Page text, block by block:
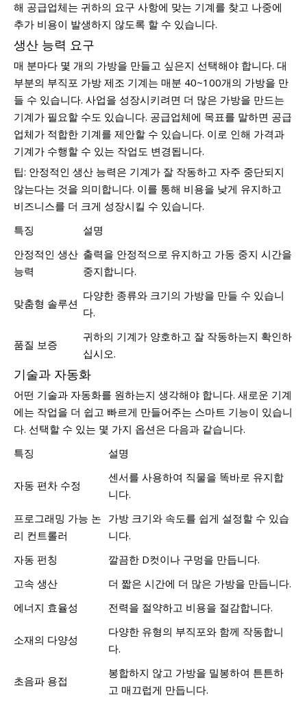
해 공급업체는 귀하의 요구 사항에 맞는 기계를 찾고 나중에
추가 비용이 발생하지 않도록 할 수 있습니다.
생산 능력 요구
매 분마다 몇 개의 가방을 만들고 싶은지 선택해야 합니다. 대
부분의 부직포 가방 제조 기계는 매분 40~100개의 가방을 만
들 수 있습니다. 사업을 성장시키려면 더 많은 가방을 만드는
기계가 필요할 수도 있습니다. 공급업체에 목표를 말하면 공급
업체가 적합한 기계를 제안할 수 있습니다. 이로 인해 가격과
기계가 수행할 수 있는 작업도 변경됩니다.
팁: 안정적인 생산 능력은 기계가 잘 작동하고 자주 중단되지
않는다는 것을 의미합니다. 이를 통해 비용을 낮게 유지하고
비즈니스를 더 크게 성장시킬 수 있습니다.
특징
설명
안정적인 생산
능력
출력을 안정적으로 유지하고 가동 중지 시간을
중지합니다.
맞춤형 솔루션
다양한 종류와 크기의 가방을 만들 수 있습니
다.
품질 보증
귀하의 기계가 양호하고 잘 작동하는지 확인하
십시오.
기술과 자동화
어떤 기술과 자동화를 원하는지 생각해야 합니다. 새로운 기계
에는 작업을 더 쉽고 빠르게 만들어주는 스마트 기능이 있습니
다. 선택할 수 있는 몇 가지 옵션은 다음과 같습니다.
특징
설명
자동 편차 수정
센서를 사용하여 직물을 똑바로 유지합
니다.
프로그래밍 가능 논
리 컨트롤러
가방 크기와 속도를 쉽게 설정할 수 있습
니다.
자동 펀칭
깔끔한 D컷이나 구멍을 만듭니다.
고속 생산
더 짧은 시간에 더 많은 가방을 만듭니다.
에너지 효율성
전력을 절약하고 비용을 절감합니다.
소재의 다양성
다양한 유형의 부직포와 함께 작동합니
다.
초음파 용접
봉합하지 않고 가방을 밀봉하여 튼튼하
고 매끄럽게 만듭니다.